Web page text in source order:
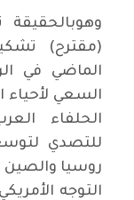
(مقترح)
الماضي في
السعي لأحياء
الحلفاء
للتصدي
روسيا والصين
التوجه